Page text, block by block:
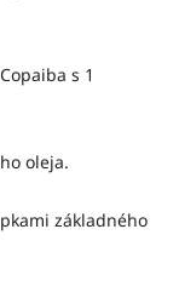
s 1
oleja.
základného